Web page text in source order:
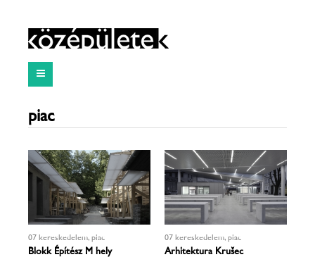
piac
07 kereskedelem, piac
Blokk Építész Műhely
07 kereskedelem, piac
Arhitektura Krušec